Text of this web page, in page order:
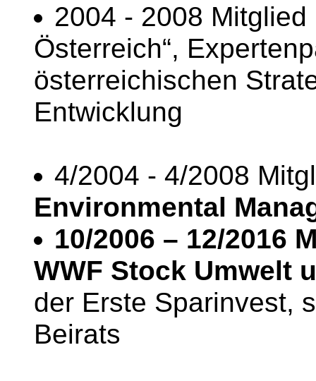
2004 - 2008
Österreich“,
österreichischen
Entwicklung
4/2004 - 4/2008
Environmental
10/2006 – 12/2016
WWF Stock Umwelt
der Erste Sparinvest,
Beirats